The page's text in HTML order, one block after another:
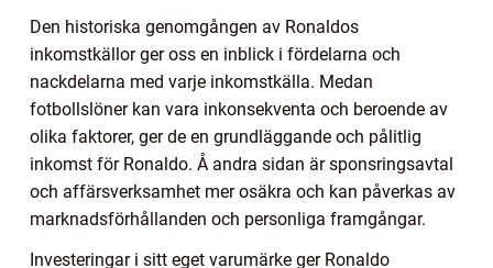
Den historiska genomgången av Ronaldos
inkomstkällor ger oss en inblick i fördelarna och
nackdelarna med varje inkomstkälla. Medan
fotbollslöner kan vara inkonsekventa och beroende av
olika faktorer, ger de en grundläggande och pålitlig
inkomst för Ronaldo. Å andra sidan är sponsringsavtal
och affärsverksamhet mer osäkra och kan påverkas av
marknadsförhållanden och personliga framgångar.
Investeringar i sitt eget varumärke ger Ronaldo